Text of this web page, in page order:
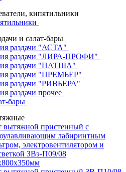
кипятильники
и салат-бары
раздачи "АСТА"
раздачи "ЛИРА-ПРОФИ"
раздачи "ПАТША"
раздачи "ПРЕМЬЕР"
раздачи "РИВЬЕРА"
раздачи прочее
бары
вытяжной пристенный с
лабиринтным
электровентилятором и
ЗВэ-П09/08